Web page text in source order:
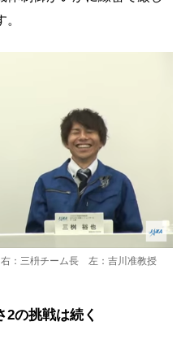
：三枡チーム長 左：吉川准教授
の挑戦は続く